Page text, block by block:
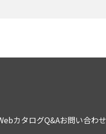
カタログQ&Aお問い合わせ